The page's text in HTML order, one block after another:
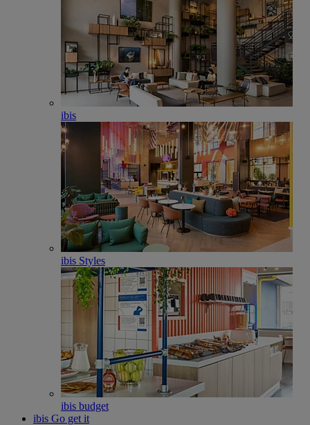
ibis
ibis Styles
ibis budget
ibis Go get it